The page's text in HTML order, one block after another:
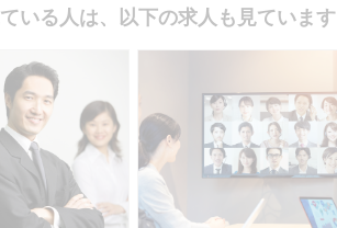
いる人は、以下の求人も見ています